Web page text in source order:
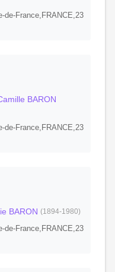
de-France,FRANCE,23
BARON
de-France,FRANCE,23
BARON (1894-1980)
de-France,FRANCE,23